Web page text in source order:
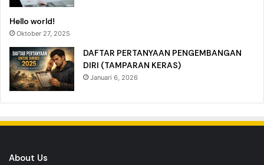
Hello world!
Oktober 27, 2025
DAFTAR PERTANYAAN PENGEMBANGAN
DIRI (TAMPARAN KERAS)
Januari 6, 2026
About Us